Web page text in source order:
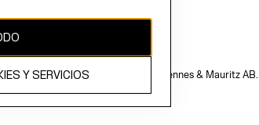
y es propiedad de H&M Hennes & Mauritz AB.
Y SERVICIOS